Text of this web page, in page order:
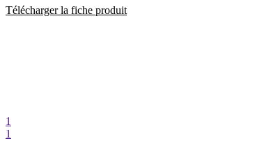
Télécharger la fiche produit
1
1